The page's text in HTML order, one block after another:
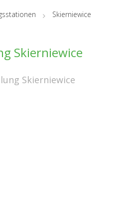
Skierniewice
Skierniewice
Skierniewice